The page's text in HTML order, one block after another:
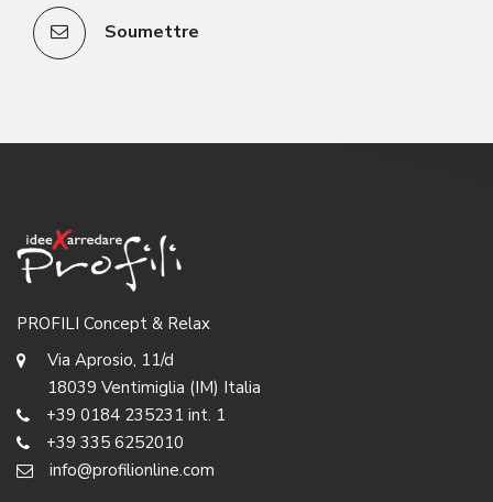
Soumettre
PROFILI Concept & Relax
Via Aprosio, 11/d
18039 Ventimiglia (IM) Italia
+39 0184 235231 int. 1
+39 335 6252010
info@profilionline.com